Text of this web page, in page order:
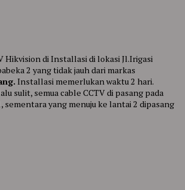
Hikvision di Installasi di lokasi Jl.Irigasi
2 yang tidak jauh dari markas
Installasi memerlukan waktu 2 hari.
sulit, semua cable CCTV di pasang pada
sementara yang menuju ke lantai 2 dipasang